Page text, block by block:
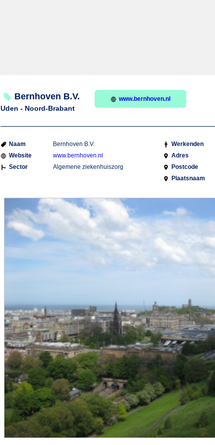
Bernhoven B.V.
Uden - Noord-Brabant
www.bernhoven.nl
Naam
Bernhoven B.V.
Website
www.bernhoven.nl
Sector
Algemene ziekenhuiszorg
Werkenden
Adres
Postcode
Plaatsnaam